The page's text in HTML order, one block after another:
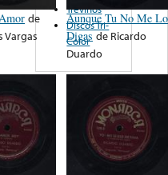
de
Vargas
Aunque Tu No Me Lo
Digas de Ricardo
Duardo
Treviños
Discos Tri-
Color